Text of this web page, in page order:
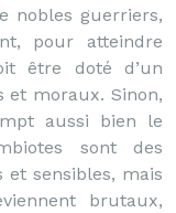
nobles guerriers,
pour atteindre
être doté d’un
et moraux. Sinon,
aussi bien le
sont des
sensibles, mais
brutaux,